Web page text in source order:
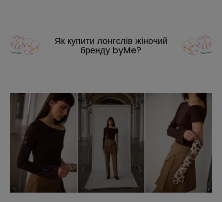
Як купити лонгслів жіночий
бренду byMe?